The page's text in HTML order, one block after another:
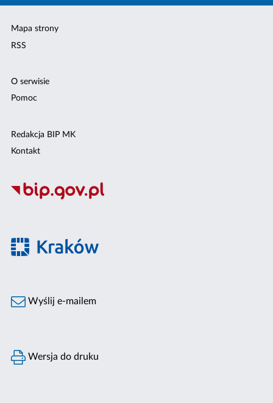
Mapa strony
RSS
O serwisie
Pomoc
Redakcja BIP MK
Kontakt
Wyślij e-mailem
Wersja do druku